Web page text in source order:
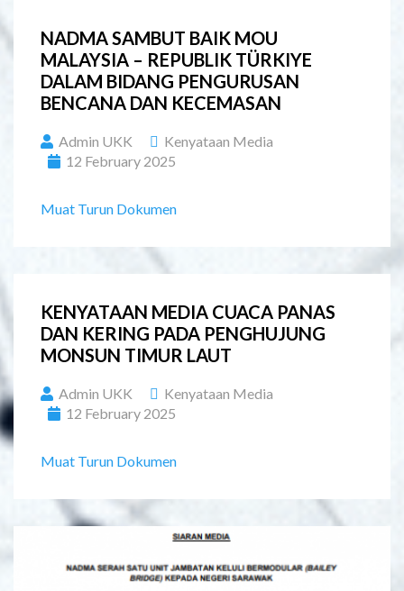
NADMA SAMBUT BAIK MOU
MALAYSIA – REPUBLIK TÜRKIYE
DALAM BIDANG PENGURUSAN
BENCANA DAN KECEMASAN
Admin UKK
Kenyataan Media
12 February 2025
Muat Turun Dokumen
KENYATAAN MEDIA CUACA PANAS
DAN KERING PADA PENGHUJUNG
MONSUN TIMUR LAUT
Admin UKK
Kenyataan Media
12 February 2025
Muat Turun Dokumen